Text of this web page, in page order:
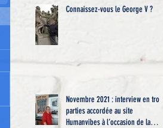
Connaissez-vous le George V ?
Novembre 2021 : interview en trois
parties accordée au site
Humanvibes à l’occasion de la